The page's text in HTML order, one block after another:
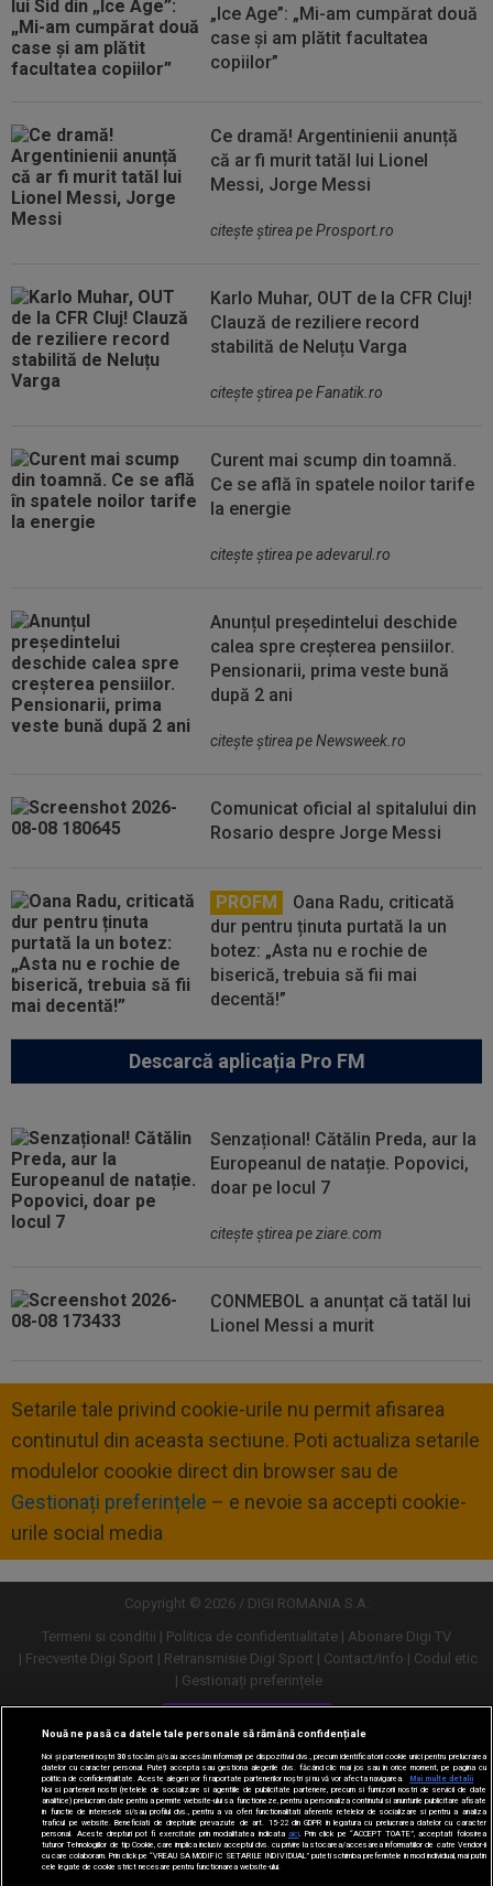
„Ice Age”: „Mi-am cumpărat două
case și am plătit facultatea
copiilor”
Ce dramă! Argentinienii anunță
că ar fi murit tatăl lui Lionel
Messi, Jorge Messi
citeşte ştirea pe Prosport.ro
Karlo Muhar, OUT de la CFR Cluj!
Clauză de reziliere record
stabilită de Neluțu Varga
citeşte ştirea pe Fanatik.ro
Curent mai scump din toamnă.
Ce se află în spatele noilor tarife
la energie
citeşte ştirea pe adevarul.ro
Anunțul președintelui deschide
calea spre creșterea pensiilor.
Pensionarii, prima veste bună
după 2 ani
citeşte ştirea pe Newsweek.ro
Comunicat oficial al spitalului din
Rosario despre Jorge Messi
PROFM
Oana Radu, criticată
dur pentru ținuta purtată la un
botez: „Asta nu e rochie de
biserică, trebuia să fii mai
decentă!”
Descarcă aplicația Pro FM
Senzațional! Cătălin Preda, aur la
Europeanul de natație. Popovici,
doar pe locul 7
citeşte ştirea pe ziare.com
CONMEBOL a anunțat că tatăl lui
Lionel Messi a murit
Setarile tale privind cookie-urile nu permit afisarea
continutul din aceasta sectiune. Poti actualiza setarile
modulelor coookie direct din browser sau de
Gestionați preferințele – e nevoie sa accepti cookie-
urile social media
Copyright © 2026 / DIGI ROMANIA S.A.
Termeni si conditii
Politica de confidentialitate
Abonare Digi TV
Frecvente Digi Sport
Retransmisie Digi Sport Contact/Info
Codul etic
Gestionați preferințele
Versiune desktop
Nouă ne pasă ca datele tale personale să rămână confidențiale
Noi și partenerii noștri30stocăm și/sau accesăm informații pe dispozitivul dvs., precum identificatorii cookie unici pentru prelucrarea
datelor cu caracter personal. Puteți accepta sau gestiona alegerile dvs. făcând clic mai jos sau în orice moment, pe pagina cu
politica de confidențialitate. Aceste alegeri vor fi raportate partenerilor noștri și nu vă vor afecta navigarea.
Mai multe detalii
Noi si partenerii nostri (retelele de socializare si agentiile de publicitate partenere, precum si furnizorii nostri de servicii de date
analitice) prelucram date pentru a permite website-ului sa functioneze, pentru a personaliza continutul si anunturile publicitare afisate
in functie de interesele si/sau profilul dvs., pentru a va oferi functionalitati aferente retelelor de socializare si pentru a analiza
traficul pe website. Beneficiati de drepturile prevazute de art. 15-22 din GDPR in legatura cu prelucrarea datelor cu caracter
personal. Aceste drepturi pot fi exercitate prin modalitatea indicata aici. Prin click pe “ACCEPT TOATE”, acceptati folosirea
tuturor Tehnologiilor de tip Cookie, care implica inclusiv acceptul dvs. cu privire la stocarea/accesarea informatiilor de catre Vendor-ii
cu care colaboram. Prin click pe “VREAU SA MODIFIC SETARILE INDIVIDUAL” puteti schimba preferintele in mod individual, mai putin
cele legate de cookie strict necesare pentru functionarea website-ului.